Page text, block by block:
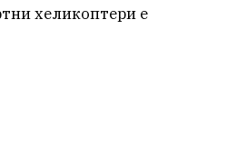
хеликоптери е